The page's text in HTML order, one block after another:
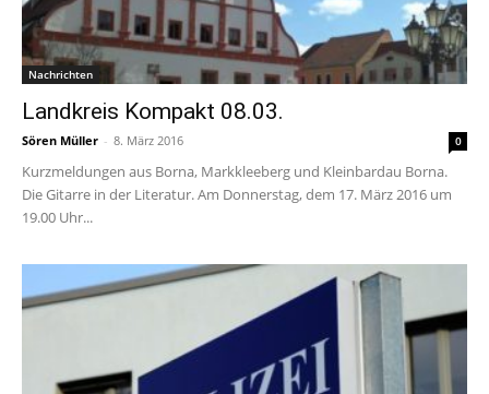
Nachrichten
Landkreis Kompakt 08.03.
Sören Müller - 8. März 2016 0
Kurzmeldungen aus Borna, Markkleeberg und Kleinbardau Borna.
Die Gitarre in der Literatur. Am Donnerstag, dem 17. März 2016 um
19.00 Uhr...